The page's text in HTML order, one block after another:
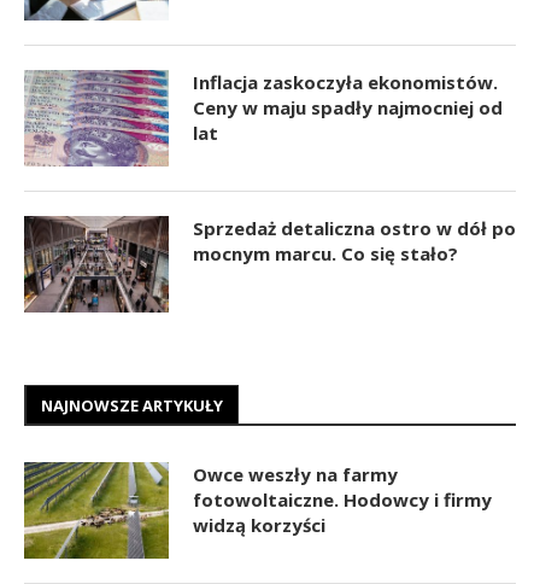
Inflacja zaskoczyła ekonomistów.
Ceny w maju spadły najmocniej od
lat
Sprzedaż detaliczna ostro w dół po
mocnym marcu. Co się stało?
NAJNOWSZE ARTYKUŁY
Owce weszły na farmy
fotowoltaiczne. Hodowcy i firmy
widzą korzyści